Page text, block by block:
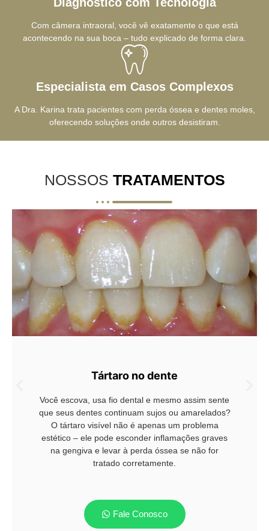
Com câmera intraoral, você vê exatamente o que está
acontecendo na sua boca – tudo explicado de forma clara.
Especialista em Casos Complexos
A Dra. Karina trata pacientes com perda óssea e dentes moles,
oferecendo soluções onde outros desistiram.
NOSSOS TRATAMENTOS
Tártaro no dente
Você escova, usa fio dental e mesmo assim sente
que seus dentes continuam sujos ou amarelados?
O tártaro visível não é apenas um problema
estético – ele pode esconder inflamações graves
na gengiva e levar à perda óssea se não for
tratado corretamente.
Fale Conosco